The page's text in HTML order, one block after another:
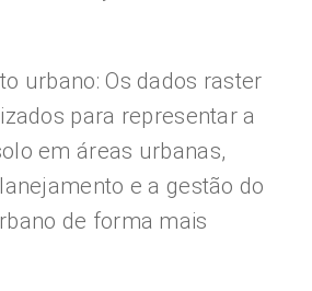
urbano: Os dados raster
para representar a
em áreas urbanas,
e a gestão do
de forma mais